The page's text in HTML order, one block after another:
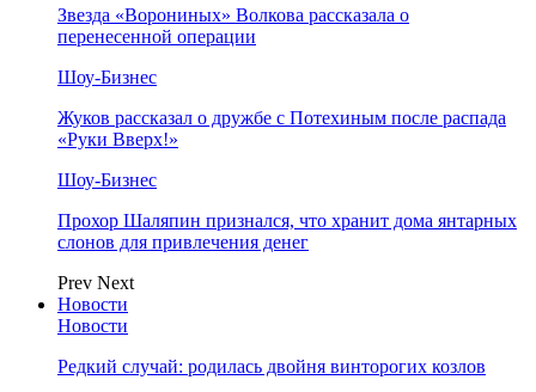
Звезда «Ворониных» Волкова рассказала о
перенесенной операции
Шоу-Бизнес
Жуков рассказал о дружбе с Потехиным после распада
«Руки Вверх!»
Шоу-Бизнес
Прохор Шаляпин признался, что хранит дома янтарных
слонов для привлечения денег
Prev Next
Новости
Новости
Редкий случай: родилась двойня винторогих козлов